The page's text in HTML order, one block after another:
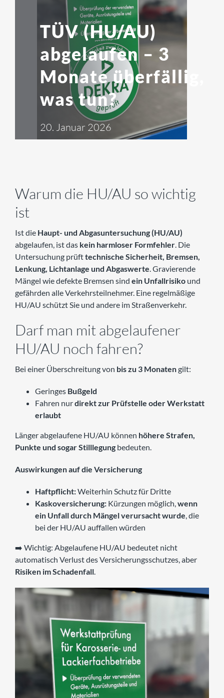
UNTERNEHMEN
KARRIERE
KONTAKT
TÜV (HU/AU)
abgelaufen – 3
Monate überfällig,
was tun?
20. Januar 2026
Warum die HU/AU so wichtig
ist
Ist die Haupt- und Abgasuntersuchung (HU/AU)
abgelaufen, ist das kein harmloser Formfehler. Die
Untersuchung prüfttechnische Sicherheit, Bremsen,
Lenkung, Lichtanlage und Abgaswerte. Gravierende
Mängel wie defekte Bremsen sind ein Unfallrisiko und
gefährden alle Verkehrsteilnehmer. Eine regelmäßige
HU/AU schützt Sie und andere im Straßenverkehr.
Darf man mit abgelaufener
HU/AU noch fahren?
Bei einer Überschreitung von bis zu 3 Monatengilt:
Geringes Bußgeld
Fahren nurdirekt zur Prüfstelle oder Werkstatt
erlaubt
Länger abgelaufene HU/AU können höhere Strafen,
Punkte und sogar Stilllegung bedeuten.
Auswirkungen auf die Versicherung
Haftpflicht:Weiterhin Schutz für Dritte
Kaskoversicherung: Kürzungen möglich,wenn
ein Unfall durch Mängel verursacht wurde, die
bei der HU/AU auffallen würden
➡️ Wichtig: Abgelaufene HU/AU bedeutet nicht
automatisch Verlust des Versicherungsschutzes, aber
Risiken im Schadenfall.